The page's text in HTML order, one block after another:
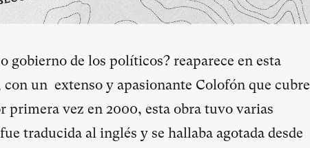
gobierno de los políticos? reaparece en esta
un extenso y apasionante Colofón que cubre
primera vez en 2000, esta obra tuvo varias
traducida al inglés y se hallaba agotada desde